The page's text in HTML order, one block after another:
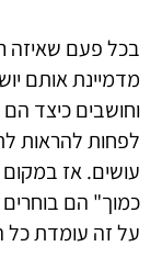
בכל פעם שאיזה
מדמיינת אותם
וחושבים כיצד
לפחות להראות
עושים. אז
כמוך" הם
על זה עומדת כל